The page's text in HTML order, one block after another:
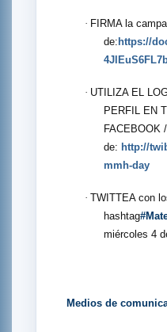
· FIRMA la
de:https://
· UTILIZA EL
PERFIL EN
FACEBOOK
de: http://
mmh-day
· TWITTEA con
hashtag
miércoles 4
Medios de